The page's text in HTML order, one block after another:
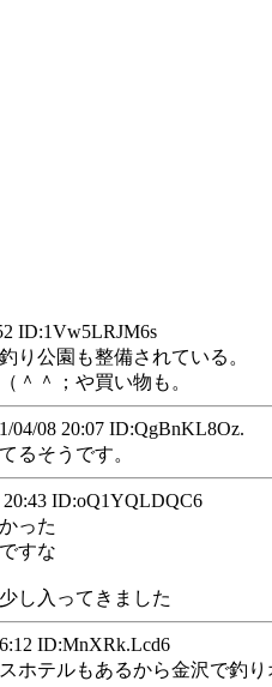
ID:1Vw5LRJM6s
り公園も整備されている。
＾＾；や買い物も。
04/08 20:07 ID:QgBnKL8Oz.
るそうです。
20:43 ID:oQ1YQLDQC6
った
すな
し入ってきました
ID:MnXRk.Lcd6
ホテルもあるから金沢で釣り